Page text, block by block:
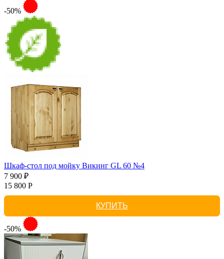
-50%
Шкаф-стол под мойку Викинг GL 60 №4
7 900 ₽
15 800 Р
КУПИТЬ
-50%